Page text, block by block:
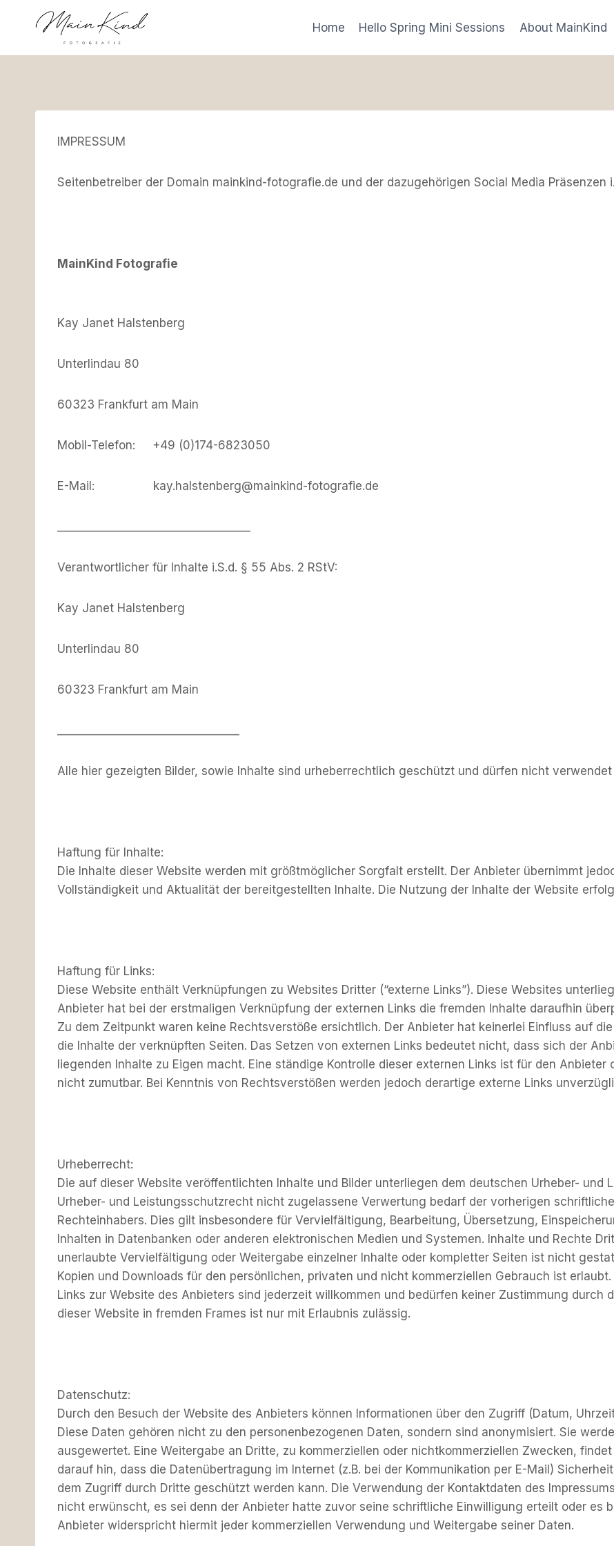
Home Hello Spring Mini Sessions About MainKind
IMPRESSUM
Seitenbetreiber der Domain mainkind-fotografie.de und der dazugehörigen Social Media Präsenzen
MainKind Fotografie
Kay Janet Halstenberg
Unterlindau 80
60323 Frankfurt am Main
Mobil-Telefon: +49 (0)174-6823050
E-Mail: kay.halstenberg@mainkind-fotografie.de
Verantwortlicher für Inhalte i.S.d. § 55 Abs. 2 RStV:
Kay Janet Halstenberg
Unterlindau 80
60323 Frankfurt am Main
Alle hier gezeigten Bilder, sowie Inhalte sind urheberrechtlich geschützt und dürfen nicht verwendet
Haftung für Inhalte:
Die Inhalte dieser Website werden mit größtmöglicher Sorgfalt erstellt. Der Anbieter übernimmt
Vollständigkeit und Aktualität der bereitgestellten Inhalte. Die Nutzung der Inhalte der Website
Haftung für Links:
Diese Website enthält Verknüpfungen zu Websites Dritter (“externe Links”). Diese Websites
Anbieter hat bei der erstmaligen Verknüpfung der externen Links die fremden Inhalte daraufhin
Zu dem Zeitpunkt waren keine Rechtsverstöße ersichtlich. Der Anbieter hat keinerlei Einfluss auf
die Inhalte der verknüpften Seiten. Das Setzen von externen Links bedeutet nicht, dass sich der
liegenden Inhalte zu Eigen macht. Eine ständige Kontrolle dieser externen Links ist für den
nicht zumutbar. Bei Kenntnis von Rechtsverstößen werden jedoch derartige externe Links
Urheberrecht:
Die auf dieser Website veröffentlichten Inhalte und Bilder unterliegen dem deutschen Urheber-
Urheber- und Leistungsschutzrecht nicht zugelassene Verwertung bedarf der vorherigen
Rechteinhabers. Dies gilt insbesondere für Vervielfältigung, Bearbeitung, Übersetzung,
Inhalten in Datenbanken oder anderen elektronischen Medien und Systemen. Inhalte und Rechte
unerlaubte Vervielfältigung oder Weitergabe einzelner Inhalte oder kompletter Seiten ist nicht
Kopien und Downloads für den persönlichen, privaten und nicht kommerziellen Gebrauch ist erlaubt.
Links zur Website des Anbieters sind jederzeit willkommen und bedürfen keiner Zustimmung durch
dieser Website in fremden Frames ist nur mit Erlaubnis zulässig.
Datenschutz:
Durch den Besuch der Website des Anbieters können Informationen über den Zugriff (Datum,
Diese Daten gehören nicht zu den personenbezogenen Daten, sondern sind anonymisiert. Sie
ausgewertet. Eine Weitergabe an Dritte, zu kommerziellen oder nichtkommerziellen Zwecken,
darauf hin, dass die Datenübertragung im Internet (z.B. bei der Kommunikation per E-Mail)
dem Zugriff durch Dritte geschützt werden kann. Die Verwendung der Kontaktdaten des
nicht erwünscht, es sei denn der Anbieter hatte zuvor seine schriftliche Einwilligung erteilt oder es
Anbieter widerspricht hiermit jeder kommerziellen Verwendung und Weitergabe seiner Daten.